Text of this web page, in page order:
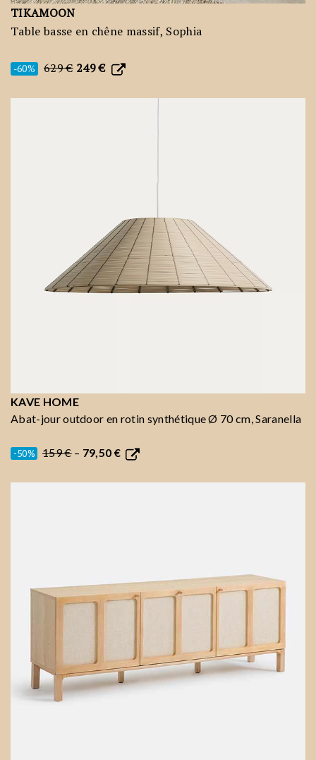
TIKAMOON
Table basse en chêne massif, Sophia
-60% 629 € 249 €
KAVE HOME
Abat-jour outdoor en rotin synthétique Ø 70 cm, Saranella
-50% 159 €– 79,50 €